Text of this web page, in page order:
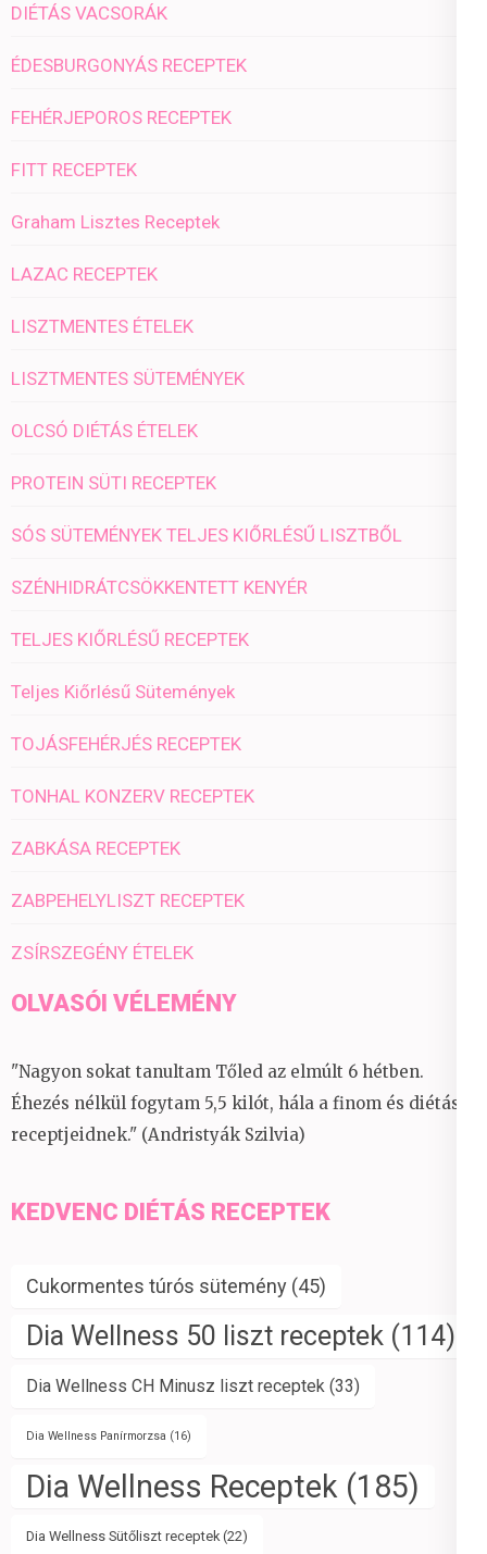
DIÉTÁS VACSORÁK
ÉDESBURGONYÁS RECEPTEK
FEHÉRJEPOROS RECEPTEK
FITT RECEPTEK
Graham Lisztes Receptek
LAZAC RECEPTEK
LISZTMENTES ÉTELEK
LISZTMENTES SÜTEMÉNYEK
OLCSÓ DIÉTÁS ÉTELEK
PROTEIN SÜTI RECEPTEK
SÓS SÜTEMÉNYEK TELJES KIŐRLÉSŰ LISZTBŐL
SZÉNHIDRÁTCSÖKKENTETT KENYÉR
TELJES KIŐRLÉSŰ RECEPTEK
Teljes Kiőrlésű Sütemények
TOJÁSFEHÉRJÉS RECEPTEK
TONHAL KONZERV RECEPTEK
ZABKÁSA RECEPTEK
ZABPEHELYLISZT RECEPTEK
ZSÍRSZEGÉNY ÉTELEK
OLVASÓI VÉLEMÉNY
"Nagyon sokat tanultam Tőled az elmúlt 6 hétben.
Éhezés nélkül fogytam 5,5 kilót, hála a finom és diétás
receptjeidnek." (Andristyák Szilvia)
KEDVENC DIÉTÁS RECEPTEK
Cukormentes túrós sütemény (45)
Dia Wellness 50 liszt receptek (114)
Dia Wellness CH Minusz liszt receptek (33)
Dia Wellness Panírmorzsa (16)
Dia Wellness Receptek (185)
Dia Wellness Sütőliszt receptek (22)